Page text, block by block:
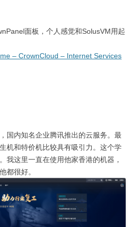
面板，个人感觉和SolusVM用起
– CrownCloud – Internet Services
国内知名企业腾讯推出的云服务。最
机和特价机比较具有吸引力。这个学
我这里一直在使用他家香港的机器，
都很好。